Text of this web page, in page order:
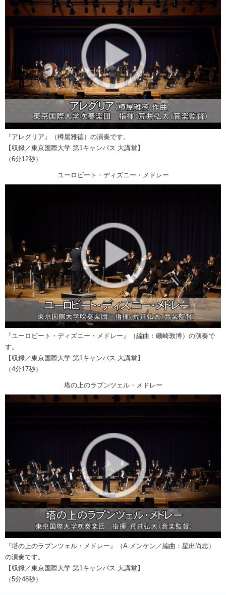
『アレグリア』（樽屋雅徳）の演奏です。
【収録／東京国際大学 第1キャンパス 大講堂】
（6分12秒）
ユーロビート・ディズニー・メドレー
『ユーロビート・ディズニー・メドレー』（編曲：磯崎敦博）の演奏で
す。
【収録／東京国際大学 第1キャンパス 大講堂】
（4分17秒）
塔の上のラプンツェル・メドレー
『塔の上のラプンツェル・メドレー』（A.メンケン／編曲：星出尚志）
の演奏です。
【収録／東京国際大学 第1キャンパス 大講堂】
（5分48秒）